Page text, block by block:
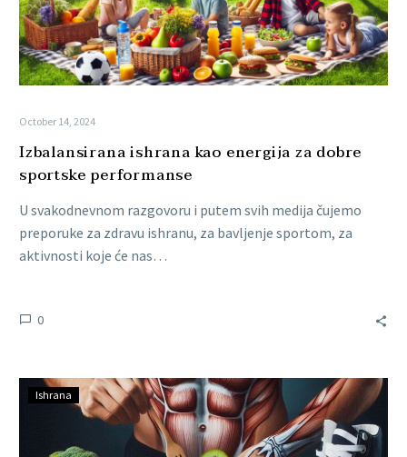
October 14, 2024
Izbalansirana ishrana kao energija za dobre
sportske performanse
U svakodnevnom razgovoru i putem svih medija čujemo
preporuke za zdravu ishranu, za bavljenje sportom, za
aktivnosti koje će nas…
0
Ishrana